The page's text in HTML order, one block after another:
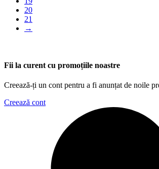
20
21
→
Fii la curent cu promoțiile noastre
Creează-ți un cont pentru a fi anunțat de noile
Creează cont